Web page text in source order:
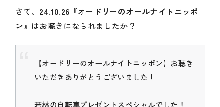
さて、 24.10.26『オードリーのオールナイトニッポ
ン』 はお聴きになられましたか？
【オードリーのオールナイトニッポン】お聴き
いただきありがとうございました！
若林の自転車プレゼントスペシャルでした！